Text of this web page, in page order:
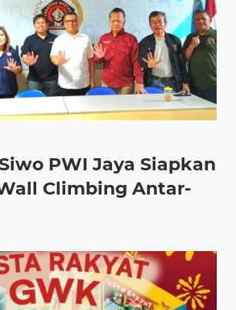
PWI Jaya Siapkan
Climbing Antar-